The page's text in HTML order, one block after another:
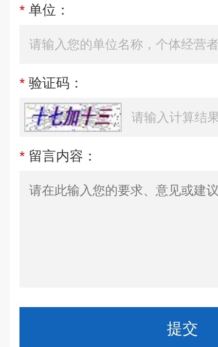
* 单位：
* 验证码：
* 留言内容：